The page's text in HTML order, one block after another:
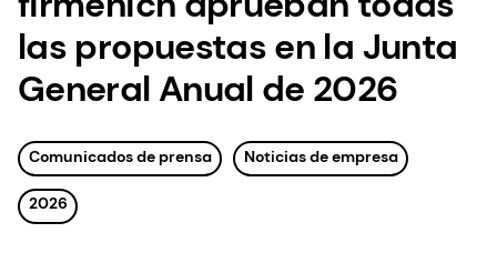
las propuestas en la Junta
General Anual de 2026
Comunicados de prensa Noticias de empresa
2026